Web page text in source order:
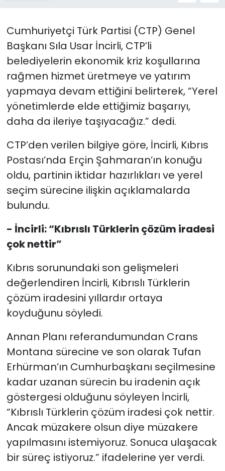
Cumhuriyetçi Türk Partisi (CTP) Genel
Başkanı Sıla Usar İncirli, CTP’li
belediyelerin ekonomik kriz koşullarına
rağmen hizmet üretmeye ve yatırım
yapmaya devam ettiğini belirterek, “Yerel
yönetimlerde elde ettiğimiz başarıyı,
daha da ileriye taşıyacağız.” dedi.
CTP’den verilen bilgiye göre, İncirli, Kıbrıs
Postası’nda Erçin Şahmaran’ın konuğu
oldu, partinin iktidar hazırlıkları ve yerel
seçim sürecine ilişkin açıklamalarda
bulundu.
- İncirli: “Kıbrıslı Türklerin çözüm iradesi
çok nettir”
Kıbrıs sorunundaki son gelişmeleri
değerlendiren İncirli, Kıbrıslı Türklerin
çözüm iradesini yıllardır ortaya
koyduğunu söyledi.
Annan Planı referandumundan Crans
Montana sürecine ve son olarak Tufan
Erhürman’ın Cumhurbaşkanı seçilmesine
kadar uzanan sürecin bu iradenin açık
göstergesi olduğunu söyleyen İncirli,
“Kıbrıslı Türklerin çözüm iradesi çok nettir.
Ancak müzakere olsun diye müzakere
yapılmasını istemiyoruz. Sonuca ulaşacak
bir süreç istiyoruz.” ifadelerine yer verdi.
Spor
Teknoloji
TÜRKiYE
Video Galeri
Yazarlar